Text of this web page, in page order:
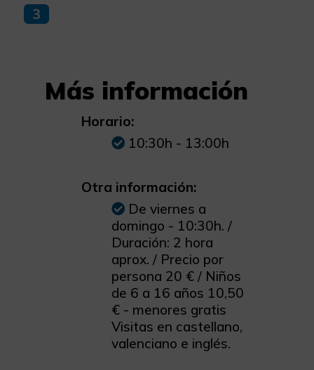
3
Más información
Horario:
10:30h - 13:00h
Otra información:
De viernes a
domingo - 10:30h. /
Duración: 2 hora
aprox. / Precio por
persona 20 € / Niños
de 6 a 16 años 10,50
€ - menores gratis
Visitas en castellano,
valenciano e inglés.